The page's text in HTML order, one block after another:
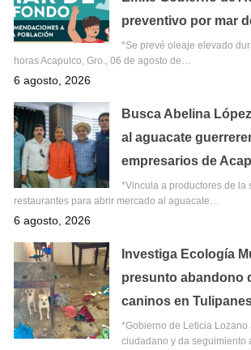
preventivo por mar
*Se prevé oleaje elevado
horas Acapulco, Gro., 06 de agosto de…
6 agosto, 2026
Busca Abelina
al aguacate
empresarios de
*Vincula a productores de la
restaurantes para abrir mercado al aguacate…
6 agosto, 2026
Investiga Ecología
presunto abandono
caninos en
*Gobierno de Leticia Lozano
ciudadano y da seguimiento